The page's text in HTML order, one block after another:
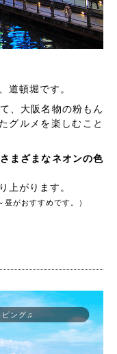
道頓堀です。
、大阪名物の粉もん
グルメを楽しむこと
まざまなネオンの色
上がります。
昼がおすすめです。）
ピング♫